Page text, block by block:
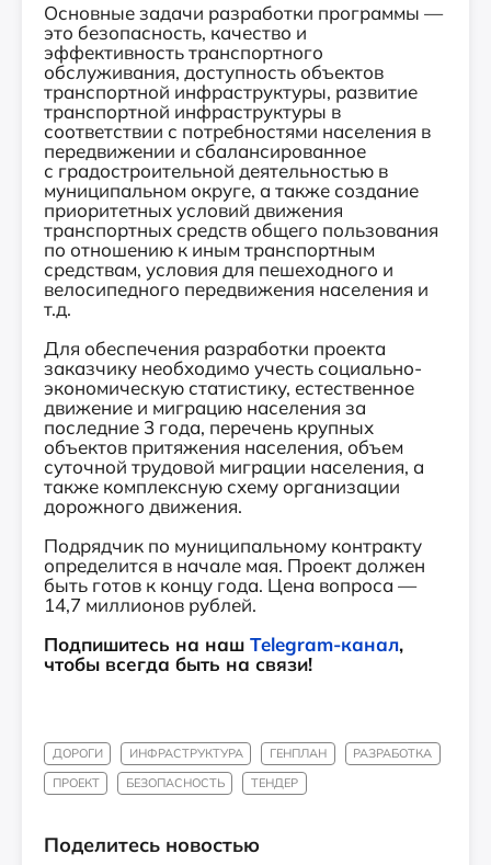
Основные задачи разработки программы —
это безопасность, качество и
эффективность транспортного
обслуживания, доступность объектов
транспортной инфраструктуры, развитие
транспортной инфраструктуры в
соответствии с потребностями населения в
передвижении и сбалансированное
с градостроительной деятельностью в
муниципальном округе, а также создание
приоритетных условий движения
транспортных средств общего пользования
по отношению к иным транспортным
средствам, условия для пешеходного и
велосипедного передвижения населения и
т.д.
Для обеспечения разработки проекта
заказчику необходимо учесть социально-
экономическую статистику, естественное
движение и миграцию населения за
последние 3 года, перечень крупных
объектов притяжения населения, объем
суточной трудовой миграции населения, а
также комплексную схему организации
дорожного движения.
Подрядчик по муниципальному контракту
определится в начале мая. Проект должен
быть готов к концу года. Цена вопроса —
14,7 миллионов рублей.
Подпишитесь на наш Telegram-канал,
чтобы всегда быть на связи!
ДОРОГИ ИНФРАСТРУКТУРА ГЕНПЛАН
РАЗРАБОТКА
ПРОЕКТ
БЕЗОПАСНОСТЬ ТЕНДЕР
Поделитесь новостью